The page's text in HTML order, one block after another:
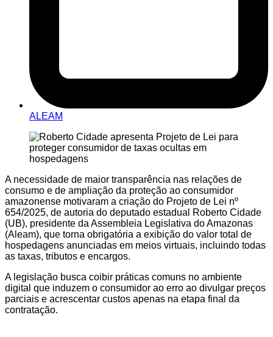
ALEAM
A necessidade de maior transparência nas relações de
consumo e de ampliação da proteção ao consumidor
amazonense motivaram a criação do Projeto de Lei nº
654/2025, de autoria do deputado estadual Roberto Cidade
(UB), presidente da Assembleia Legislativa do Amazonas
(Aleam), que torna obrigatória a exibição do valor total de
hospedagens anunciadas em meios virtuais, incluindo todas
as taxas, tributos e encargos.
A legislação busca coibir práticas comuns no ambiente
digital que induzem o consumidor ao erro ao divulgar preços
parciais e acrescentar custos apenas na etapa final da
contratação.